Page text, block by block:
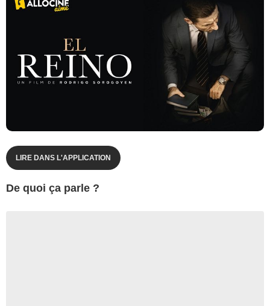
LIRE DANS L'APPLICATION
De quoi ça parle ?